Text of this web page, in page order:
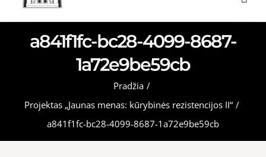
a841f1fc-bc28-4099-8687-
1a72e9be59cb
Pradžia /
Projektas „Jaunas menas: kūrybinės rezistencijos II“ /
a841f1fc-bc28-4099-8687-1a72e9be59cb